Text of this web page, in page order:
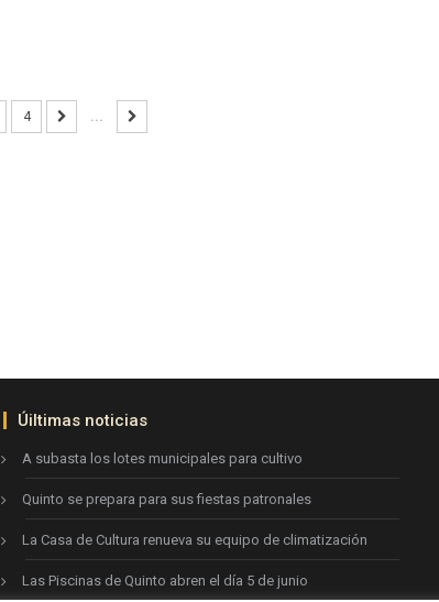
4 ...
Úiltimas noticias
A subasta los lotes municipales para cultivo
Quinto se prepara para sus fiestas patronales
La Casa de Cultura renueva su equipo de climatización
Las Piscinas de Quinto abren el día 5 de junio